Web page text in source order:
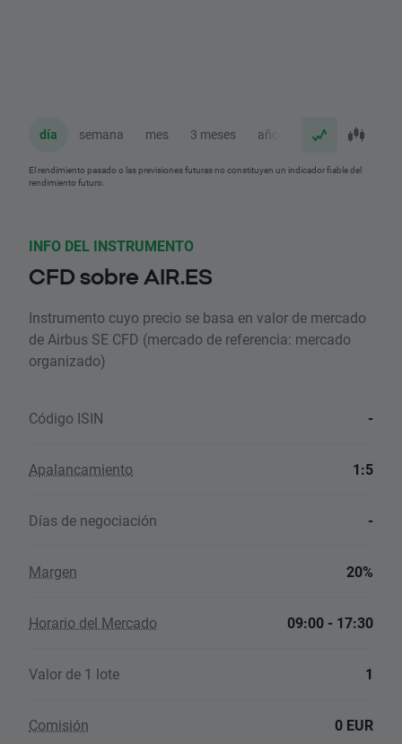
día semana mes 3 meses año
El rendimiento pasado o las previsiones futuras no constituyen un indicador fiable del
rendimiento futuro.
INFO DEL INSTRUMENTO
CFD sobre AIR.ES
Instrumento cuyo precio se basa en valor de mercado
de Airbus SE CFD (mercado de referencia: mercado
organizado)
Código ISIN -
Apalancamiento 1:5
Días de negociación -
Margen 20%
Horario del Mercado 09:00 - 17:30
Valor de 1 lote 1
Comisión 0 EUR